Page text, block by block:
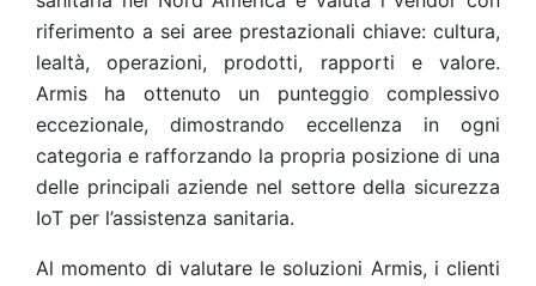
riferimento a sei aree prestazionali chiave: cultura,
lealtà, operazioni, prodotti, rapporti e valore.
Armis ha ottenuto un punteggio complessivo
eccezionale, dimostrando eccellenza in ogni
categoria e rafforzando la propria posizione di una
delle principali aziende nel settore della sicurezza
IoT per l’assistenza sanitaria.
Al momento di valutare le soluzioni Armis, i clienti